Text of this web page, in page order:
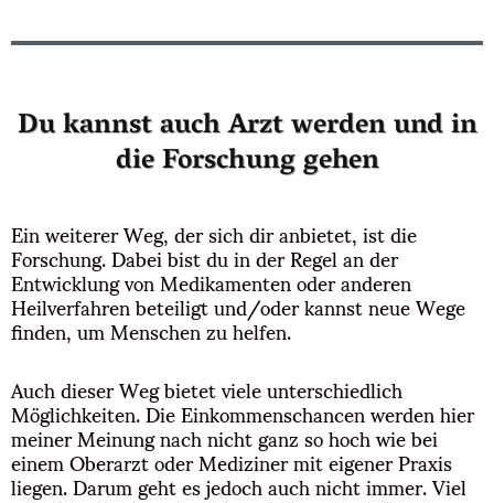
Du kannst auch Arzt werden und in
die Forschung gehen
Ein weiterer Weg, der sich dir anbietet, ist die
Forschung. Dabei bist du in der Regel an der
Entwicklung von Medikamenten oder anderen
Heilverfahren beteiligt und/oder kannst neue Wege
finden, um Menschen zu helfen.
Auch dieser Weg bietet viele unterschiedlich
Möglichkeiten. Die Einkommenschancen werden hier
meiner Meinung nach nicht ganz so hoch wie bei
einem Oberarzt oder Mediziner mit eigener Praxis
liegen. Darum geht es jedoch auch nicht immer. Viel